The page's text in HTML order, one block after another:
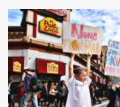
sur
Conférence
le
10
octobre
:
« La
faim
dans